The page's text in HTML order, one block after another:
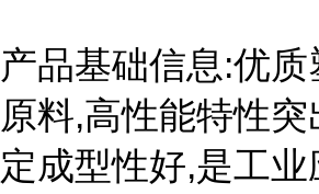
产品基础信息:优
原料,高性能特性
定成型性好,是工